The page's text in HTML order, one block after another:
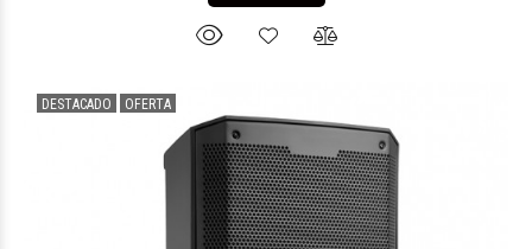
DESTACADO OFERTA